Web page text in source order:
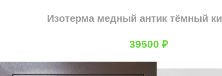
Изотерма медный антик тёмный
39500 ₽